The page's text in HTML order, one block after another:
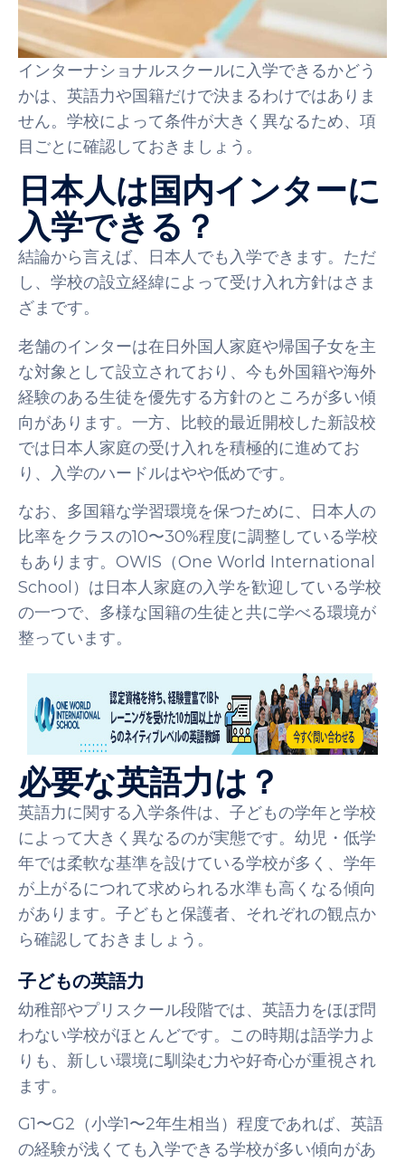
インターナショナルスクールに入学できるかどう
かは、英語力や国籍だけで決まるわけではありま
せん。学校によって条件が大きく異なるため、項
目ごとに確認しておきましょう。
日本人は国内インターに
入学できる？
結論から言えば、日本人でも入学できます。ただ
し、学校の設立経緯によって受け入れ方針はさま
ざまです。
老舗のインターは在日外国人家庭や帰国子女を主
な対象として設立されており、今も外国籍や海外
経験のある生徒を優先する方針のところが多い傾
向があります。一方、比較的最近開校した新設校
では日本人家庭の受け入れを積極的に進めてお
り、入学のハードルはやや低めです。
なお、多国籍な学習環境を保つために、日本人の
比率をクラスの10〜30%程度に調整している学校
もあります。OWIS（One World International
School）は日本人家庭の入学を歓迎している学校
の一つで、多様な国籍の生徒と共に学べる環境が
整っています。
必要な英語力は？
英語力に関する入学条件は、子どもの学年と学校
によって大きく異なるのが実態です。幼児・低学
年では柔軟な基準を設けている学校が多く、学年
が上がるにつれて求められる水準も高くなる傾向
があります。子どもと保護者、それぞれの観点か
ら確認しておきましょう。
子どもの英語力
幼稚部やプリスクール段階では、英語力をほぼ問
わない学校がほとんどです。この時期は語学力よ
りも、新しい環境に馴染む力や好奇心が重視され
ます。
G1〜G2（小学1〜2年生相当）程度であれば、英語
の経験が浅くても入学できる学校が多い傾向があ